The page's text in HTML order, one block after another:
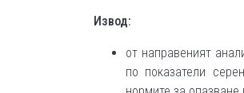
Извод:
от направеният
по показатели